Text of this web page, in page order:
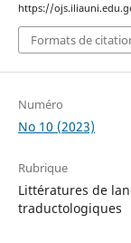
https://
Formats de
Numéro
No 10 (2023)
Rubrique
Littératures de
traductologiques